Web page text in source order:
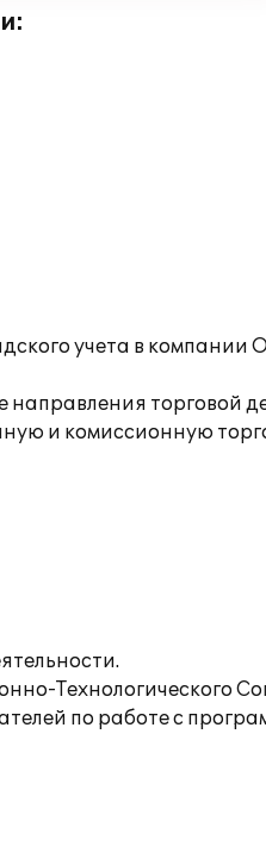
учета в
торговой
и комиссионную
Технологического
по работе с